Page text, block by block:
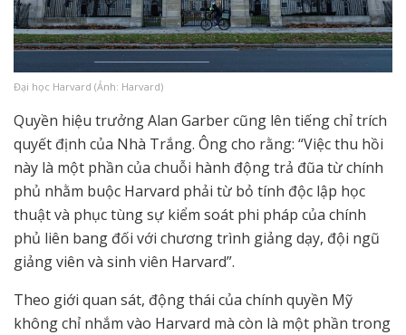
Đại học Harvard (Ảnh: Harvard)
Quyền hiệu trưởng Alan Garber cũng lên tiếng chỉ trích
quyết định của Nhà Trắng. Ông cho rằng: “Việc thu hồi
này là một phần của chuỗi hành động trả đũa từ chính
phủ nhằm buộc Harvard phải từ bỏ tính độc lập học
thuật và phục tùng sự kiểm soát phi pháp của chính
phủ liên bang đối với chương trình giảng dạy, đội ngũ
giảng viên và sinh viên Harvard”.
Theo giới quan sát, động thái của chính quyền Mỹ
không chỉ nhắm vào Harvard mà còn là một phần trong